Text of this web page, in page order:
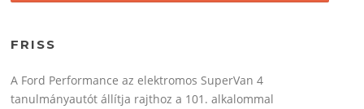
FRISS
A Ford Performance az elektromos SuperVan 4
tanulmányautót állítja rajthoz a 101. alkalommal